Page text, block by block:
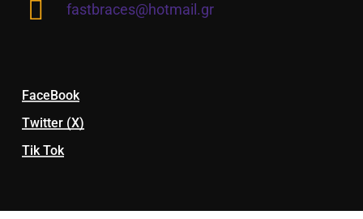
fastbraces@hotmail.gr
FaceBook
Twitter (X)
Tik Tok